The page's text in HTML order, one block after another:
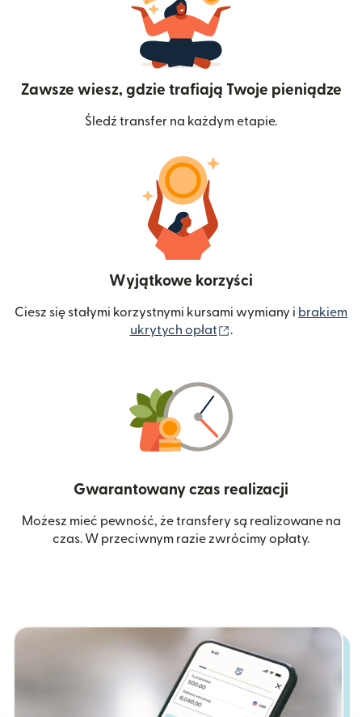
Zawsze wiesz, gdzie trafiają Twoje pieniądze
Śledź transfer na każdym etapie.
Wyjątkowe korzyści
Ciesz się stałymi korzystnymi kursami wymiany i brakiem
ukrytych opłat
.
Gwarantowany czas realizacji
Możesz mieć pewność, że transfery są realizowane na
czas. W przeciwnym razie zwrócimy opłaty.